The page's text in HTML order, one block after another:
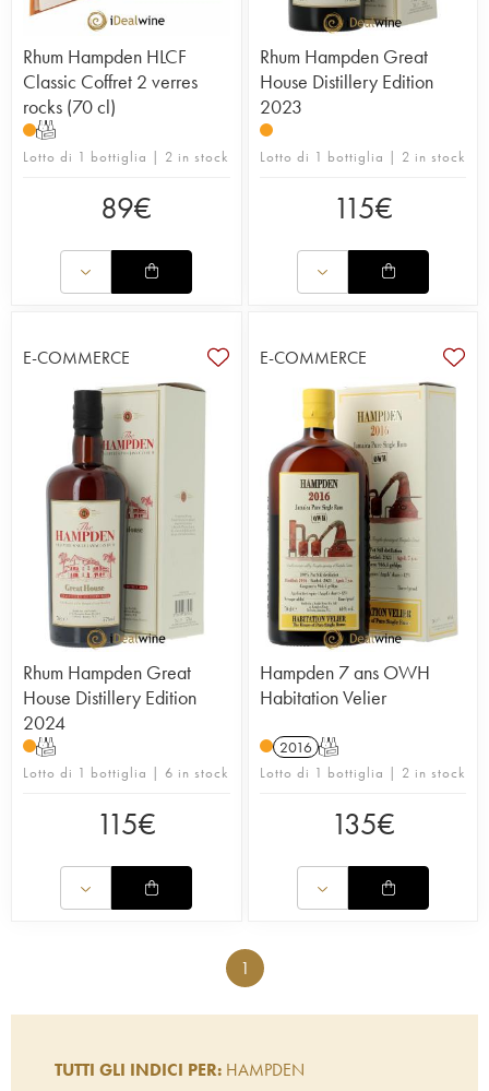
Rhum Hampden HLCF
Classic Coffret 2 verres
rocks (70 cl)
T
Lotto di 1 bottiglia | 2 in stock
89€
Rhum Hampden Great
House Distillery Edition
2023
Lotto di 1 bottiglia | 2 in stock
115€
E-COMMERCE
Rhum Hampden Great
House Distillery Edition
2024
T
Lotto di 1 bottiglia | 6 in stock
115€
E-COMMERCE
Hampden 7 ans OWH
Habitation Velier
2016 T
Lotto di 1 bottiglia | 2 in stock
135€
1
TUTTI GLI INDICI PER: HAMPDEN